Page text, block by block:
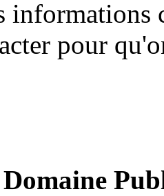
informations
pour